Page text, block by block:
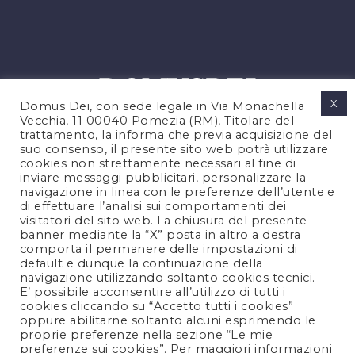
PRIVACY POLICY
COOKIES POLICY
LEGAL NOTES
CONTACTS
FOLLOW US
Domus Dei, con sede legale in Via Monachella
Vecchia, 11 00040 Pomezia (RM), Titolare del
trattamento, la informa che previa acquisizione del
suo consenso, il presente sito web potrà utilizzare
cookies non strettamente necessari al fine di
inviare messaggi pubblicitari, personalizzare la
navigazione in linea con le preferenze dell’utente e
di effettuare l’analisi sui comportamenti dei
visitatori del sito web. La chiusura del presente
banner mediante la “X” posta in altro a destra
comporta il permanere delle impostazioni di
default e dunque la continuazione della
navigazione utilizzando soltanto cookies tecnici.
E’ possibile acconsentire all’utilizzo di tutti i
cookies cliccando su “Accetto tutti i cookies”
oppure abilitarne soltanto alcuni esprimendo le
proprie preferenze nella sezione “Le mie
preferenze sui cookies”. Per maggiori informazioni
X